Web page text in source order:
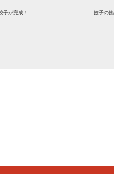
子が完成！ 餃子の